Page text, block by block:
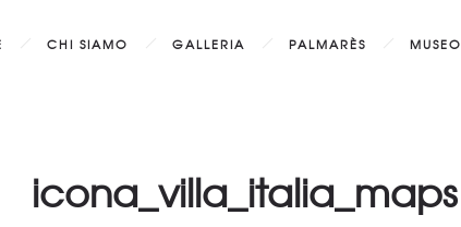
CHI SIAMO GALLERIA PALMARÈS MUSEO
icona_villa_italia_maps